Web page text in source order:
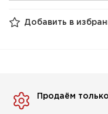
Добавить в
Продаём